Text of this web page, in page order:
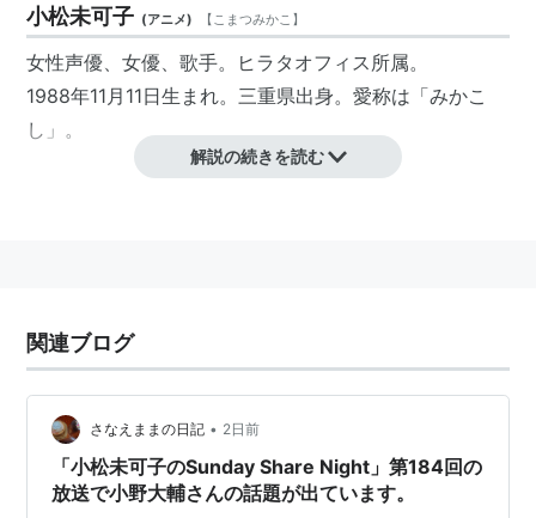
小松未可子 (アニメ) 【こまつみかこ 】
女性声優、女優、歌手。ヒラタオフィス所属。
1988年11月11日生まれ。三重県出身。愛称は「みかこ
し」。
として活動した。
2009年11月よりヒラタオフィスに所属。
2010年、「HEROMAN」の主人公・ジョーイ役に抜
擢。以後、声優業をメインに活動する。
2012年、「モーレツ宇宙海賊」に主演。挿入歌「Balck
Holy」でソロ歌手としてスターチャイルドからCDデビ
解説の続きを読む
関連ブログ
さなえままの日記 • 2日前
「小松未可子のSunday Share Night」第184回の
放送で小野大輔さんの話題が出ています。